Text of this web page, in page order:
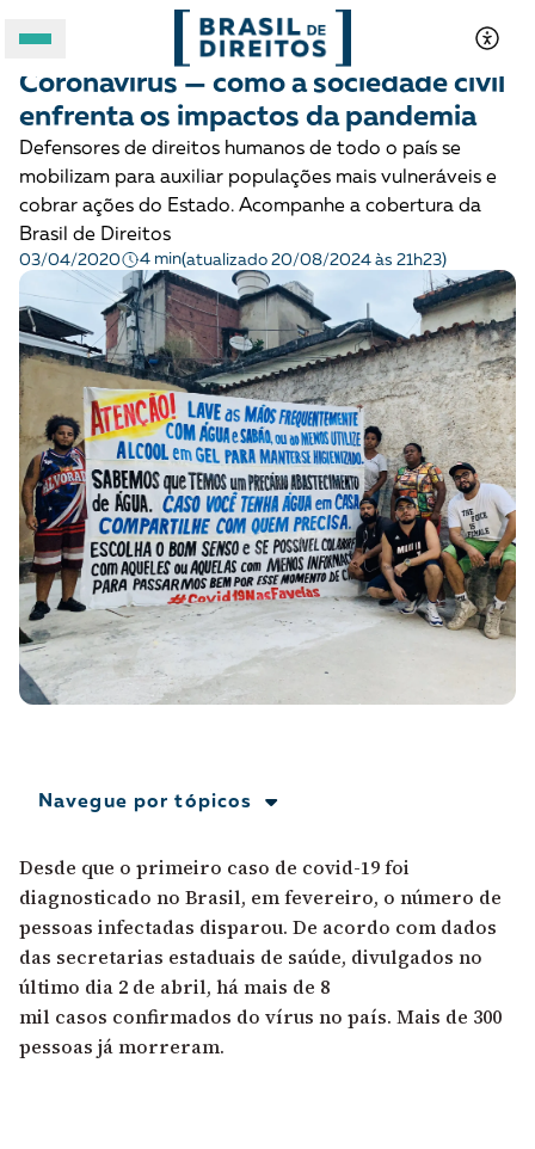
A BRASIL DE DIREITOS
ASSUNTOS
FORMATOS
Apoie a Brasil de Direitos
A [BD] conta as histórias de quem defende
direitos humanos no Brasil. Para continuar,
esse trabalho precisa da sua doação!
VEJA COMO APOIAR!
MOBILIZAÇÃO E ARTICULAÇÃO
Notícias
Coronavírus — como a sociedade civil
enfrenta os impactos da pandemia
Defensores de direitos humanos de todo o país se
mobilizam para auxiliar populações mais vulneráveis e
cobrar ações do Estado. Acompanhe a cobertura da
Brasil de Direitos
03/04/2020 4 min(atualizado 20/08/2024 às 21h23)
Navegue por tópicos
Desde que o primeiro caso de covid-19 foi
diagnosticado no Brasil, em fevereiro, o número de
pessoas infectadas disparou. De acordo com dados
das secretarias estaduais de saúde, divulgados no
último dia 2 de abril, há mais de 8
mil casos confirmados do vírus no país. Mais de 300
pessoas já morreram.